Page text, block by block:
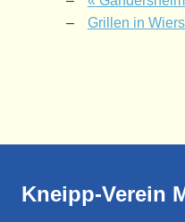
Grillen in
Kneipp-Verein